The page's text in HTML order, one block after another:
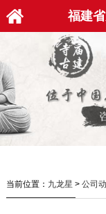
福建
当前位置： 九龙星 > 公司